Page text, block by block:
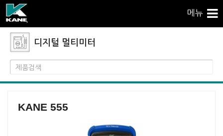
메뉴
디지털 멀티미터
KANE 555